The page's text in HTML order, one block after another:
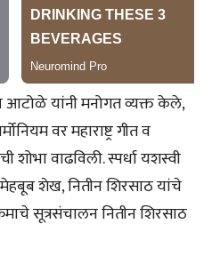
आटोळे यांनी मनोगत व्यक्त केले,
वर महाराष्ट्र गीत व
शोभा वाढविली. स्पर्धा यशस्वी
शेख, नितीन शिरसाठ यांचे
सूत्रसंचालन नितीन शिरसाठ